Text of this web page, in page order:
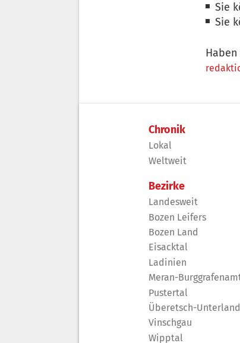
Sie
Sie
Chronik
Lokal
Weltweit
Bezirke
Landesweit
Bozen Leifers
Bozen Land
Eisacktal
Ladinien
Meran-
Pustertal
Überetsch-Unterland
Vinschgau
Wipptal